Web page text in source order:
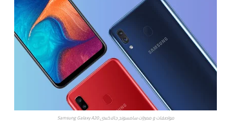
مواصفات و مميزات سامسونج جالاكسي Samsung Galaxy A20